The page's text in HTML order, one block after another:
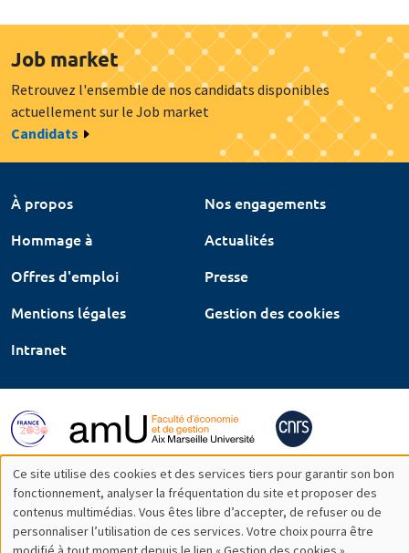
Job market
Retrouvez l'ensemble de nos candidats disponibles
actuellement sur le Job market
Candidats
À propos
Nos engagements
Hommage à
Actualités
Offres d'emploi
Presse
Mentions légales
Gestion des cookies
Intranet
Utilisation
des
Ce site utilise des cookies et des services tiers pour garantir son bon
fonctionnement, analyser la fréquentation du site et proposer des
contenus multimédias. Vous êtes libre d’accepter, de refuser ou de
personnaliser l’utilisation de ces services. Votre choix pourra être